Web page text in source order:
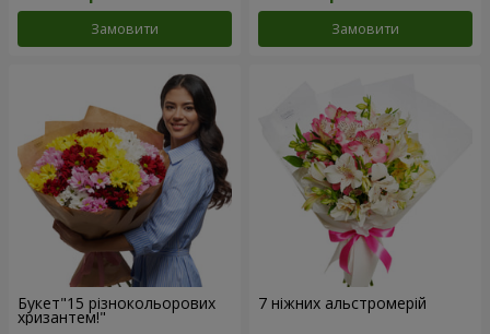
Замовити Замовити
Букет"15 різнокольорових
хризантем!"
7 ніжних альстромерій